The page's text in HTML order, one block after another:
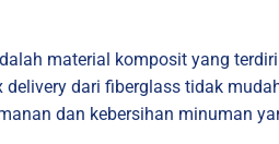
material komposit yang
dari fiberglass tidak
dan kebersihan minuman